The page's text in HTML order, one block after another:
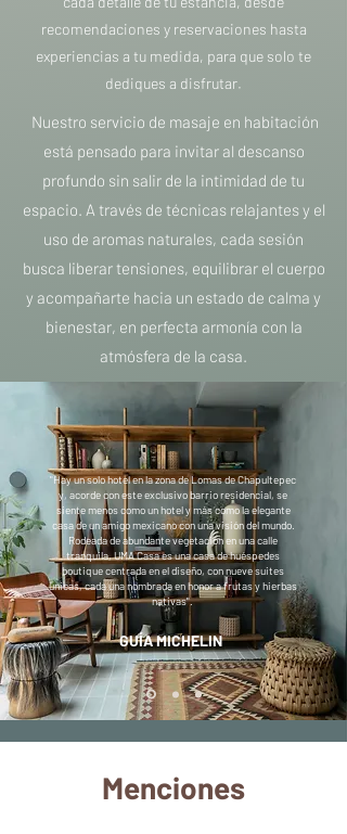
recomendaciones y reservaciones hasta
experiencias a tu medida, para que solo te
dediques a disfrutar.
Nuestro servicio de masaje en habitación
está pensado para invitar al descanso
profundo sin salir de la intimidad de tu
espacio. A través de técnicas relajantes y el
uso de aromas naturales, cada sesión
busca liberar tensiones, equilibrar el cuerpo
y acompañarte hacia un estado de calma y
bienestar, en perfecta armonía con la
atmósfera de la casa.
"Hay un solo hotel en la zona de Lomas de Chapultepec
y, acorde con este exclusivo barrio residencial, se
siente menos como un hotel y más como la elegante
casa de un amigo mexicano con una visión del mundo.
Rodeada de abundante vegetación en una calle
tranquila, UMA Casa es una casa de huéspedes
boutique centrada en el diseño, con nueve suites
únicas, cada una nombrada en honor a frutas y hierbas
nativas".
GUÍA MICHELIN
Menciones